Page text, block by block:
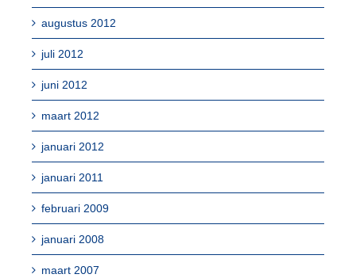
augustus 2012
juli 2012
juni 2012
maart 2012
januari 2012
januari 2011
februari 2009
januari 2008
maart 2007